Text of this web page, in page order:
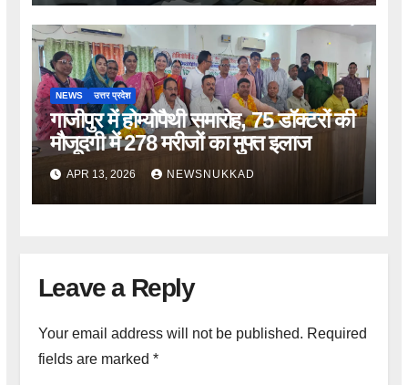
NEWS उत्तर प्रदेश
गाजीपुर में होम्योपैथी समारोह, 75 डॉक्टरों की
मौजूदगी में 278 मरीजों का मुफ्त इलाज
APR 13, 2026 NEWSNUKKAD
Leave a Reply
Your email address will not be published. Required
fields are marked *